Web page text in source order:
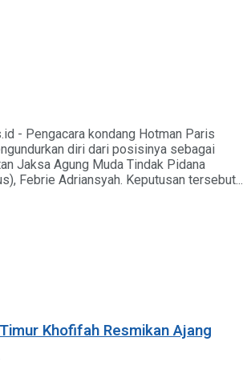
- Pengacara kondang Hotman Paris
diri dari posisinya sebagai
Jaksa Agung Muda Tindak Pidana
Febrie Adriansyah. Keputusan tersebut...
Khofifah Resmikan Ajang